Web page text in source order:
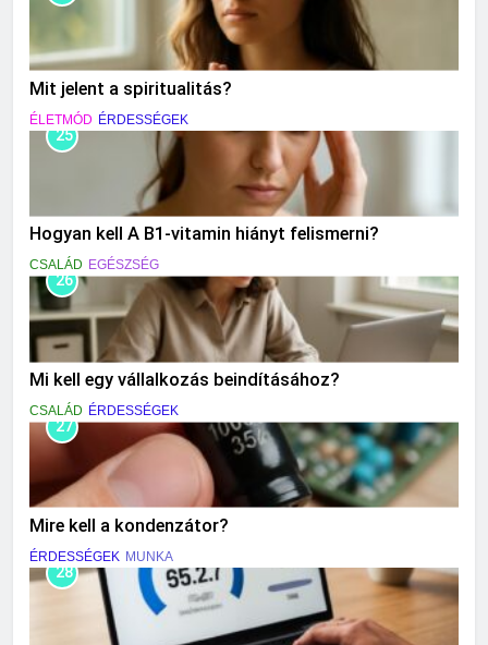
Mit jelent a spiritualitás?
ÉLETMÓD ÉRDESSÉGEK
25
Hogyan kell A B1-vitamin hiányt felismerni?
CSALÁD EGÉSZSÉG
26
Mi kell egy vállalkozás beindításához?
CSALÁD ÉRDESSÉGEK
27
Mire kell a kondenzátor?
ÉRDESSÉGEK MUNKA
28